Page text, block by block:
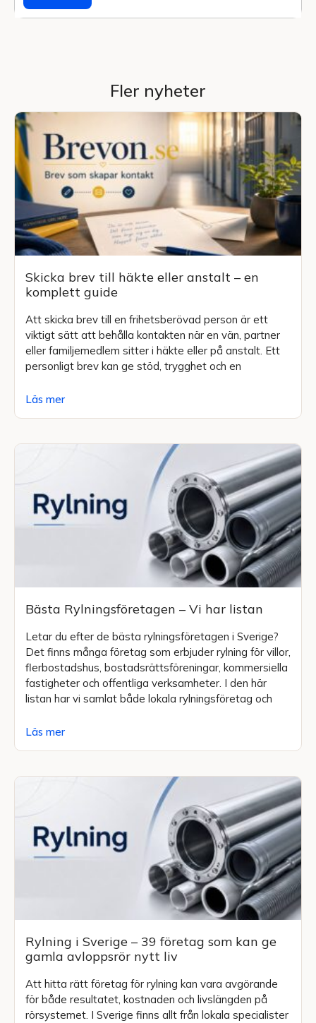
Fler nyheter
Skicka brev till häkte eller anstalt – en
komplett guide
Att skicka brev till en frihetsberövad person är ett
viktigt sätt att behålla kontakten när en vän, partner
eller familjemedlem sitter i häkte eller på anstalt. Ett
personligt brev kan ge stöd, trygghet och en
Läs mer
Bästa Rylningsföretagen – Vi har listan
Letar du efter de bästa rylningsföretagen i Sverige?
Det finns många företag som erbjuder rylning för villor,
flerbostadshus, bostadsrättsföreningar, kommersiella
fastigheter och offentliga verksamheter. I den här
listan har vi samlat både lokala rylningsföretag och
Läs mer
Rylning i Sverige – 39 företag som kan ge
gamla avloppsrör nytt liv
Att hitta rätt företag för rylning kan vara avgörande
för både resultatet, kostnaden och livslängden på
rörsystemet. I Sverige finns allt från lokala specialister